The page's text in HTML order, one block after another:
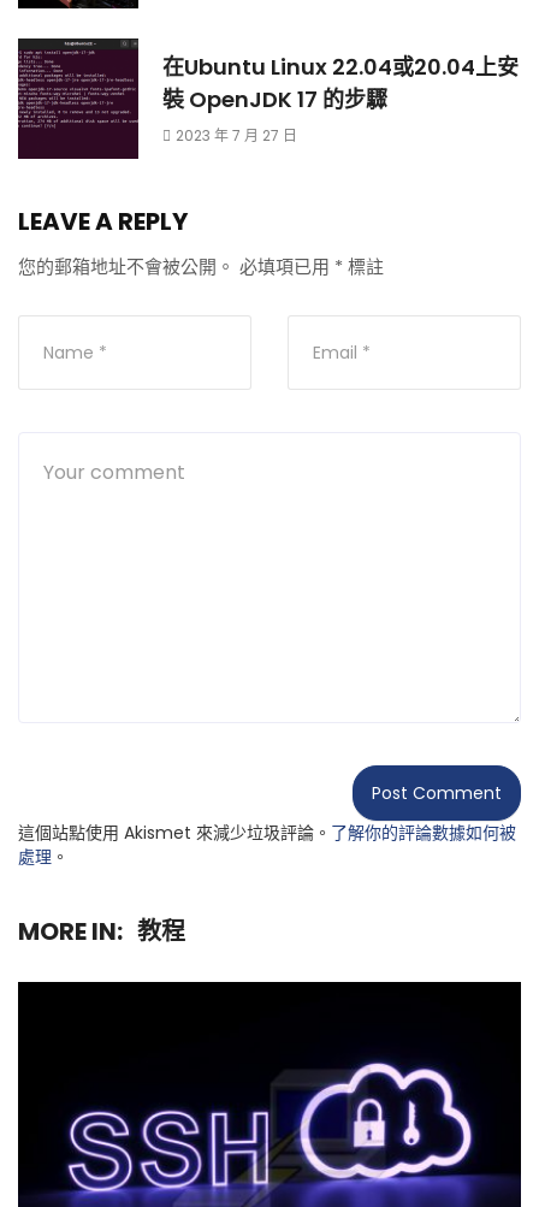
在Ubuntu Linux 22.04或20.04上安
裝 OpenJDK 17 的步驟
2023 年 7 月 27 日
LEAVE A REPLY
您的郵箱地址不會被公開。 必填項已用 * 標註
這個站點使用 Akismet 來減少垃圾評論。 了解你的評論數據如何被
處理 。
MORE IN: 教程